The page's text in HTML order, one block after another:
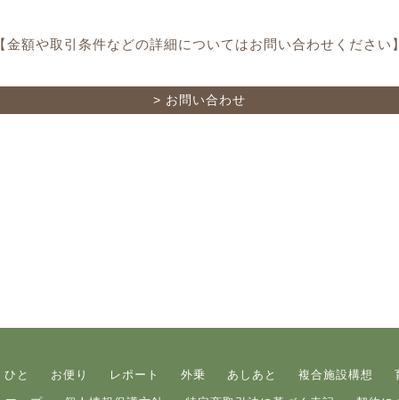
金額や取引条件などの詳細についてはお問い合わせください 】
> お問い合わせ
と お便り レポート 外乗 あしあと 複合施設構想